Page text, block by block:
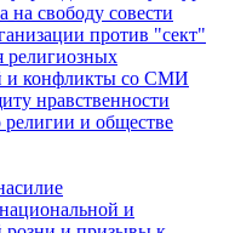
на свободу совести
против "сект"
и конфликты со СМИ
нравственности
и обществе
и